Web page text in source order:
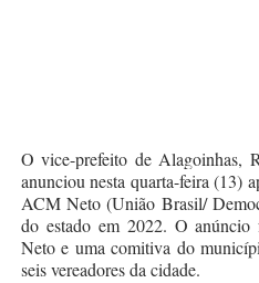
O vice-prefeito de Alagoinhas,
anunciou nesta quarta-feira (13)
ACM Neto (União Brasil/
do estado em 2022. O
Neto e uma comitiva do
seis vereadores da cidade.